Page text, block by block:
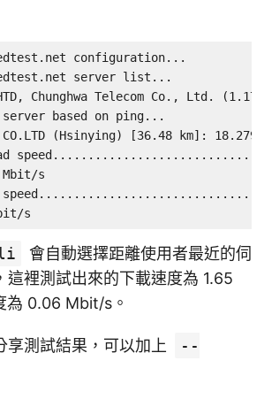
configuration...
server list...
Chunghwa Telecom Co., Ltd.
based on ping...
(Hsinying) [36.48 km]: 18.279
Mbit/s
s
會自動選擇距離使用者最近的伺
這裡測試出來的下載速度為 1.65
為 0.06 Mbit/s。
享測試結果，可以加上
--